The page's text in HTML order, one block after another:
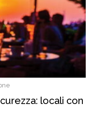
locali con